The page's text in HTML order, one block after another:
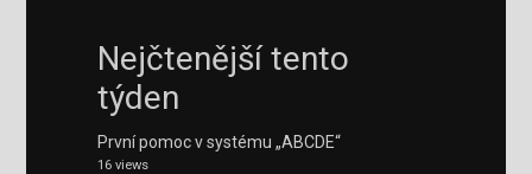
Nejčtenější tento
týden
První pomoc v systému „ABCDE“
16 views